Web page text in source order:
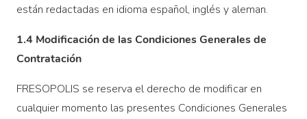
están redactadas en idioma español, inglés y aleman.
1.4 Modificación de las Condiciones Generales de
Contratación
FRESOPOLIS se reserva el derecho de modificar en
cualquier momento las presentes Condiciones Generales